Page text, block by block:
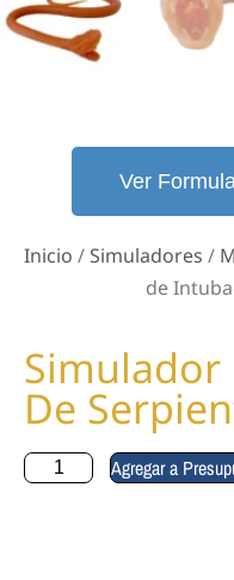
Ver
Inicio / Simuladores /
de
De
Agregar a